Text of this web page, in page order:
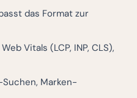
das Format zur
Vitals (LCP, INP, CLS),
Marken-